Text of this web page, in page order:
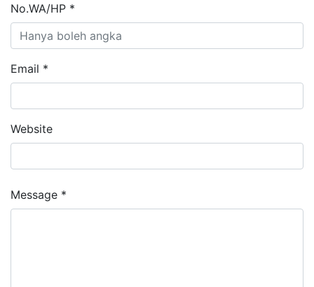
No.WA/HP *
Email *
Website
Message *